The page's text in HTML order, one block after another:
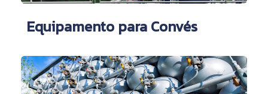
Equipamento para Convés